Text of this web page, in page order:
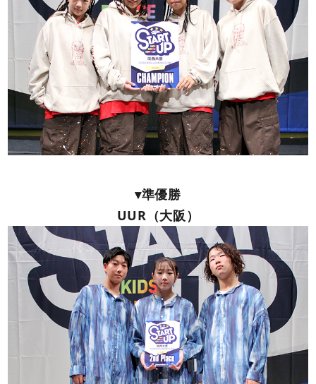
▾準優勝
UUR（大阪）